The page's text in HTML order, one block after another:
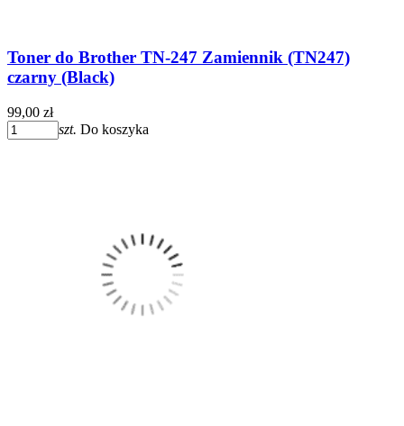
Toner do Brother TN-247 Zamiennik (TN247)
czarny (Black)
99,00 zł
szt. Do koszyka